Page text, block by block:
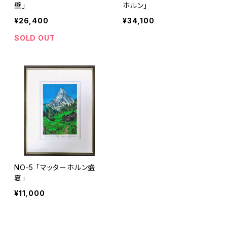
壁」
¥26,400
SOLD OUT
ホルン」
¥34,100
NO-5 「マッターホルン盛
夏」
¥11,000